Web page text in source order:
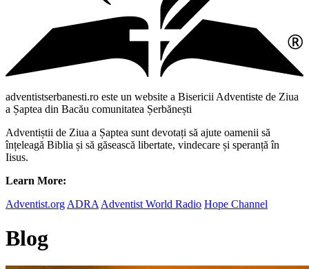
adventistserbanesti.ro este un website a Bisericii Adventiste de Ziua
a Șaptea din Bacău comunitatea Șerbănești
Adventiștii de Ziua a Șaptea sunt devotați să ajute oamenii să
înțeleagă Biblia și să găsească libertate, vindecare și speranță în
Iisus.
Learn More:
Adventist.org ADRA Adventist World Radio Hope Channel
Blog